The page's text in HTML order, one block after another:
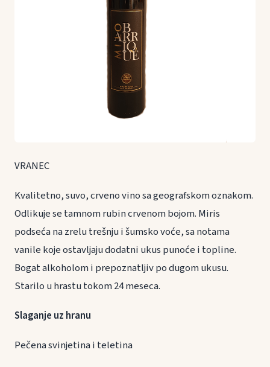
VRANEC
Kvalitetno, suvo, crveno vino sa geografskom oznakom.
Odlikuje se tamnom rubin crvenom bojom. Miris
podseća na zrelu trešnju i šumsko voće, sa notama
vanile koje ostavljaju dodatni ukus punoće i topline.
Bogat alkoholom i prepoznatljiv po dugom ukusu.
Starilo u hrastu tokom 24 meseca.
Slaganje uz hranu
Pečena svinjetina i teletina